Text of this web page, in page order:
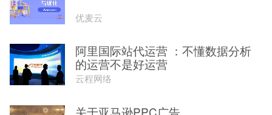
优麦云
阿里国际站代运营 ：不懂数据分析
的运营不是好运营
云程网络
关于亚马逊PPC广告